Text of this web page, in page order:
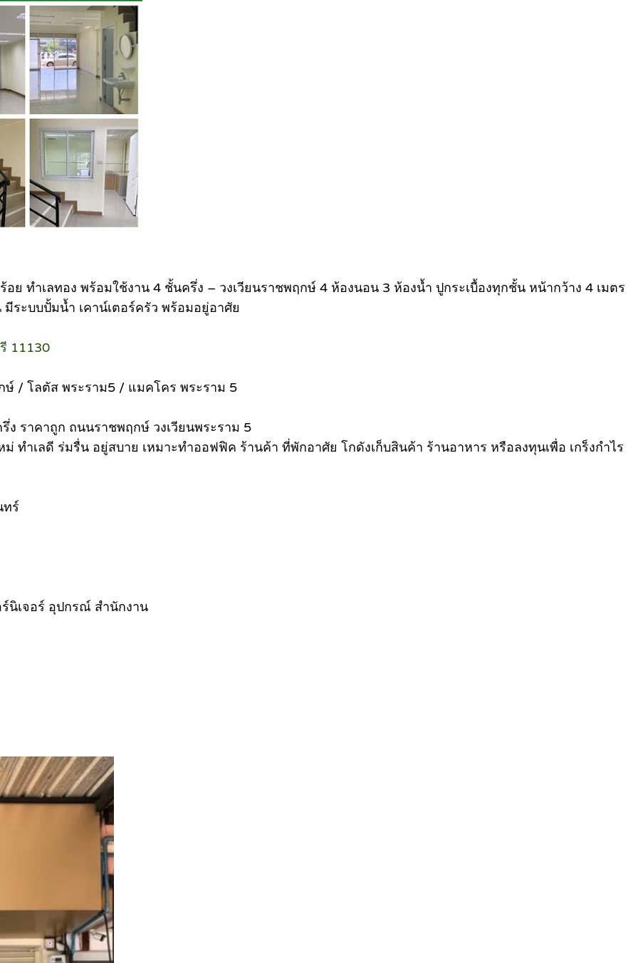
ทําเลทอง พร้อมใช้งาน 4 ชั้นครึ่ง – วงเวียนราชพฤกษ์ 4 ห้องนอน 3 ห้องน้ำ ปูกระเบื้องทุกชั้น หน้ากว้าง 4 เมตร
ระบบปั้มน้ำ เคาน์เตอร์ครัว พร้อมอยู่อาศัย
11130
ษ์ / โลตัส พระราม5 / แมคโคร พระราม 5
ราคาถูก ถนนราชพฤกษ์ วงเวียนพระราม 5
ทําเลดี ร่มรื่น อยู่สบาย เหมาะทําออฟฟิค ร้านค้า ที่พักอาศัย โกดังเก็บสินค้า ร้านอาหาร หรือลงทุนเพื่อ เกร็งกําไร
ทร์
นิเจอร์ อุปกรณ์ สํานักงาน